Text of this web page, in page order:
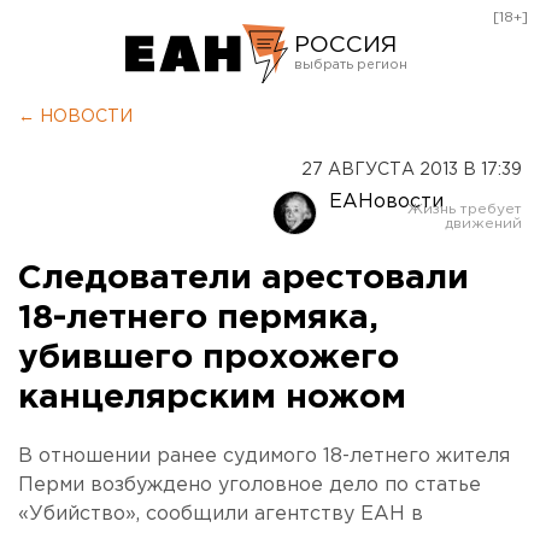
РОССИЯ
Оренбург
[18+]
← НОВОСТИ
27 АВГУСТА 2013 В 17:39
ЕАНовости
Следователи арестовали
18-летнего пермяка,
убившего прохожего
канцелярским ножом
В отношении ранее судимого 18-летнего жителя
Перми возбуждено уголовное дело по статье
«Убийство», сообщили агентству ЕАН в